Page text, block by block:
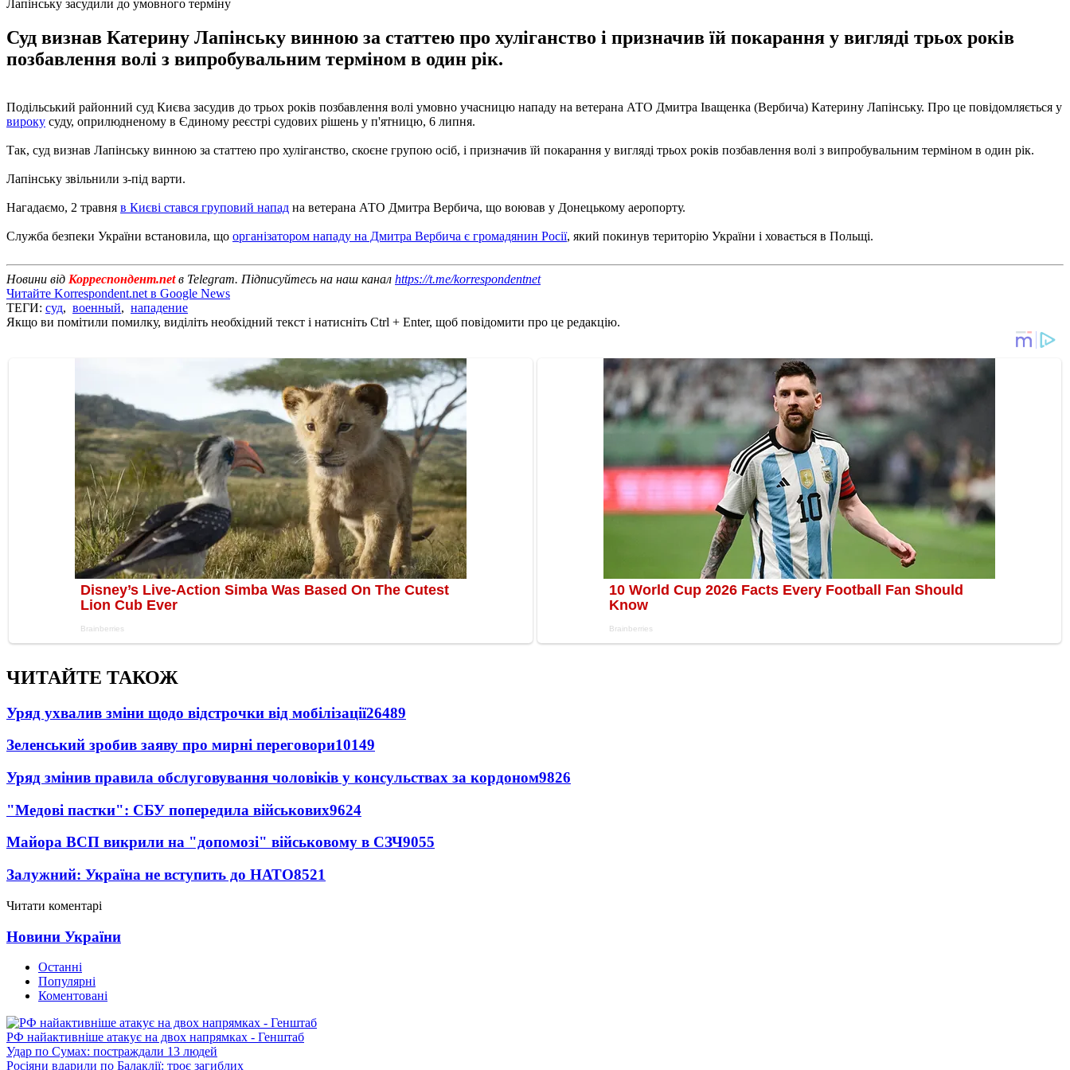
Лапінську засудили до умовного терміну
Суд визнав Катерину Лапінську винною за статтею про хуліганство і призначив їй покарання у вигляді трьох років
позбавлення волі з випробувальним терміном в один рік.
Подільський районний суд Києва засудив до трьох років позбавлення волі умовно учасницю нападу на ветерана АТО Дмитра Іващенка (Вербича) Катерину Лапінську. Про це повідомляється у
вироку суду, оприлюдненому в Єдиному реєстрі судових рішень у п'ятницю, 6 липня.
Так, суд визнав Лапінську винною за статтею про хуліганство, скоєне групою осіб, і призначив їй покарання у вигляді трьох років позбавлення волі з випробувальним терміном в один рік.
Лапінську звільнили з-під варти.
Нагадаємо, 2 травня в Києві стався груповий напад на ветерана АТО Дмитра Вербича, що воював у Донецькому аеропорту.
Служба безпеки України встановила, що організатором нападу на Дмитра Вербича є громадянин Росії, який покинув територію України і ховається в Польщі.
Новини від Корреспондент.netв Telegram. Підписуйтесь на наш канал https://t.me/korrespondentnet
Читайте Korrespondent.net в Google News
ТЕГИ: суд, военный, нападение
Якщо ви помітили помилку, виділіть необхідний текст і натисніть Ctrl + Enter, щоб повідомити про це редакцію.
ЧИТАЙТЕ ТАКОЖ
Уряд ухвалив зміни щодо відстрочки від мобілізації26489
Зеленський зробив заяву про мирні переговори10149
Уряд змінив правила обслуговування чоловіків у консульствах за кордоном9826
"Медові пастки": СБУ попередила військових9624
Майора ВСП викрили на "допомозі" військовому в СЗЧ9055
Залужний: Україна не вступить до НАТО8521
Читати коментарі
Новини України
Останні
Популярні
Коментовані
РФ найактивніше атакує на двох напрямках - Генштаб
Удар по Сумах: постраждали 13 людей
Росіяни вдарили по Балаклії: троє загиблих